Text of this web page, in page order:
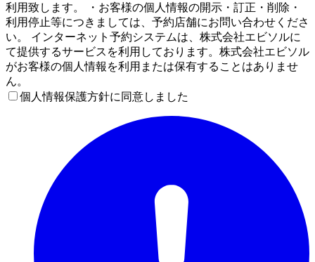
利用致します。 ・お客様の個人情報の開示・訂正・削除・
利用停止等につきましては、予約店舗にお問い合わせくださ
い。 インターネット予約システムは、株式会社エビソルに
て提供するサービスを利用しております。株式会社エビソル
がお客様の個人情報を利用または保有することはありませ
ん。
個人情報保護方針に同意しました